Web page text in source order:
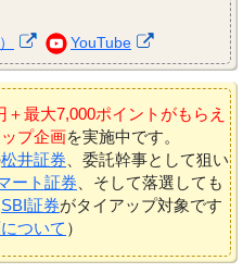
YouTube
＋最大7,000ポイントがもらえ
プ企画を実施中です。
松井証券 、委託幹事として狙い
ート証券 、そして落選しても
SBI証券がタイアップ対象です
ついて ）